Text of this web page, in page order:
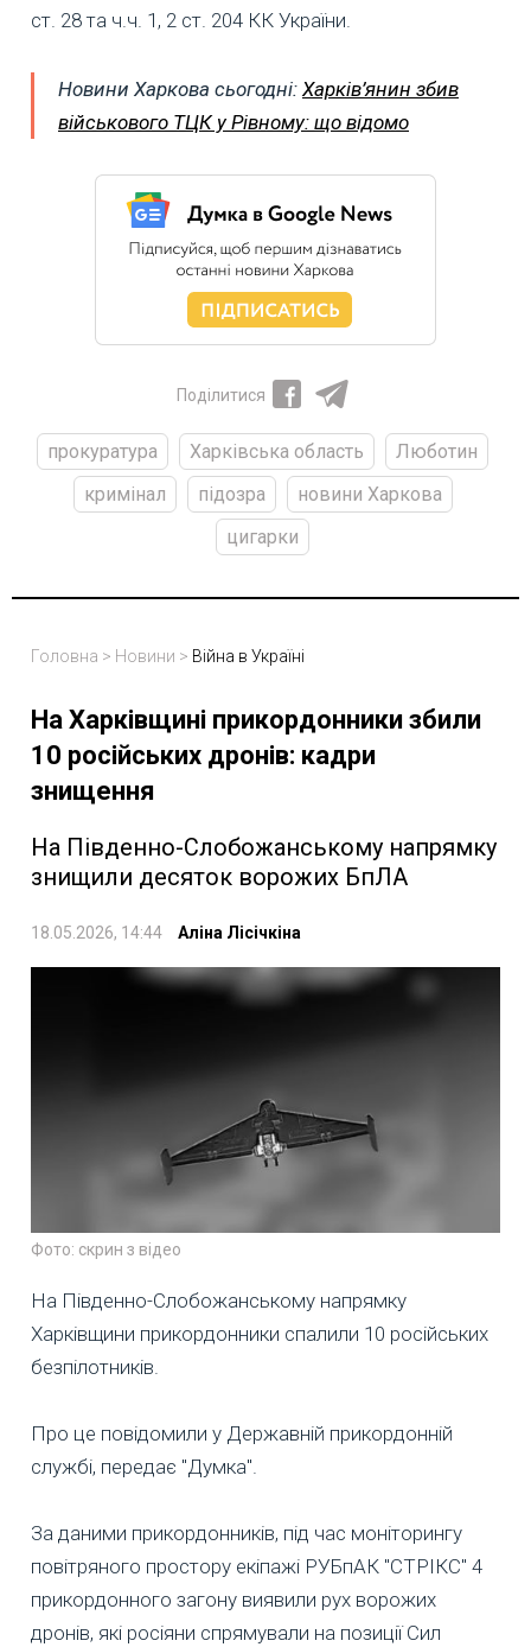
ст. 28 та ч.ч. 1, 2 ст. 204 КК України.
Новини Харкова сьогодні: Харків’янин збив
військового ТЦК у Рівному: що відомо
Поділитися
прокуратура Харківська область
Люботин
кримінал
підозра
новини Харкова
цигарки
Головна > Новини > Війна в Україні
На Харківщині прикордонники збили
10 російських дронів: кадри
знищення
На Південно-Слобожанському напрямку
знищили десяток ворожих БпЛА
18.05.2026, 14:44 Аліна Лісічкіна
Фото: скрин з відео
На Південно-Слобожанському напрямку
Харківщини прикордонники спалили 10 російських
безпілотників.
Про це повідомили у Державній прикордонній
службі, передає "Думка".
За даними прикордонників, під час моніторингу
повітряного простору екіпажі РУБпАК "СТРІКС" 4
прикордонного загону виявили рух ворожих
дронів, які росіяни спрямували на позиції Сил